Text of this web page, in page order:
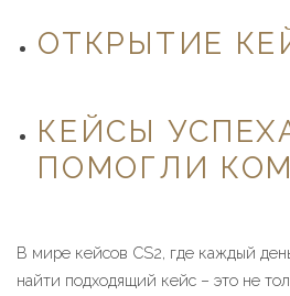
ОТКРЫТИЕ
КЕЙСЫ
ПОМОГЛИ
В мире кейсов CS2, где каждый
найти подходящий кейс – это не